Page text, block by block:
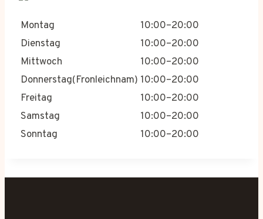
Montag
10:00–20:00
Dienstag
10:00–20:00
Mittwoch
10:00–20:00
Donnerstag(Fronleichnam) 10:00–20:00
Freitag
10:00–20:00
Samstag
10:00–20:00
Sonntag
10:00–20:00